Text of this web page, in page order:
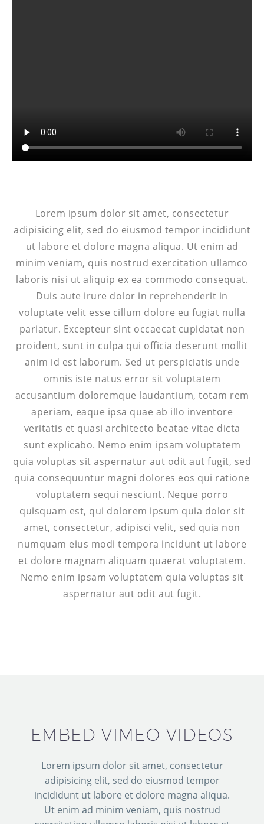
Lorem ipsum dolor sit amet, consectetur
adipisicing elit, sed do eiusmod tempor incididunt
ut labore et dolore magna aliqua. Ut enim ad
minim veniam, quis nostrud exercitation ullamco
laboris nisi ut aliquip ex ea commodo consequat.
Duis aute irure dolor in reprehenderit in
voluptate velit esse cillum dolore eu fugiat nulla
pariatur. Excepteur sint occaecat cupidatat non
proident, sunt in culpa qui officia deserunt mollit
anim id est laborum. Sed ut perspiciatis unde
omnis iste natus error sit voluptatem
accusantium doloremque laudantium, totam rem
aperiam, eaque ipsa quae ab illo inventore
veritatis et quasi architecto beatae vitae dicta
sunt explicabo. Nemo enim ipsam voluptatem
quia voluptas sit aspernatur aut odit aut fugit, sed
quia consequuntur magni dolores eos qui ratione
voluptatem sequi nesciunt. Neque porro
quisquam est, qui dolorem ipsum quia dolor sit
amet, consectetur, adipisci velit, sed quia non
numquam eius modi tempora incidunt ut labore
et dolore magnam aliquam quaerat voluptatem.
Nemo enim ipsam voluptatem quia voluptas sit
aspernatur aut odit aut fugit.
EMBED VIMEO VIDEOS
Lorem ipsum dolor sit amet, consectetur
adipisicing elit, sed do eiusmod tempor
incididunt ut labore et dolore magna aliqua.
Ut enim ad minim veniam, quis nostrud